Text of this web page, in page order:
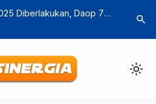
Bupati Madiun Dorong
Sosial Baru
Pro
Raya
search
light_mode